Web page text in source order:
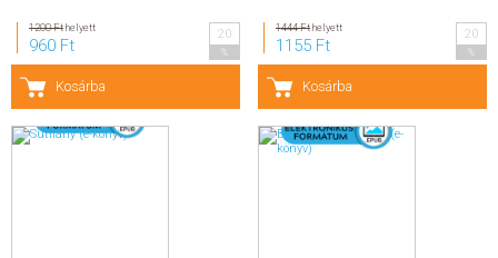
1200 Fthelyett
960 Ft
20
Kosárba
1444 Fthelyett
1155 Ft
20
Kosárba